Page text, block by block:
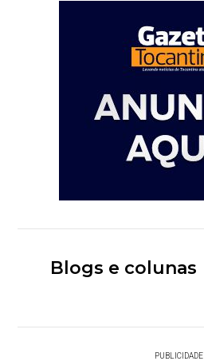
Blogs e colunas
PUBLICIDADE